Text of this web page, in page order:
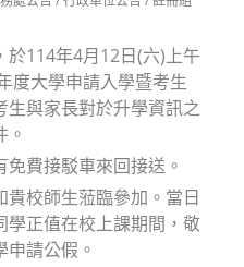
114年4月12日(六)上午
度大學申請入學暨考生
生與家長對於升學資訊之
費接駁車來回接送。
校師生蒞臨參加。當日
學正值在校上課期間，敬
請公假。